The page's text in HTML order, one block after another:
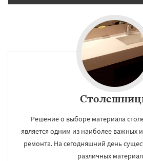
Решение о выборе материала
является одним из наиболее важных
ремонта. На сегодняшний день
различных